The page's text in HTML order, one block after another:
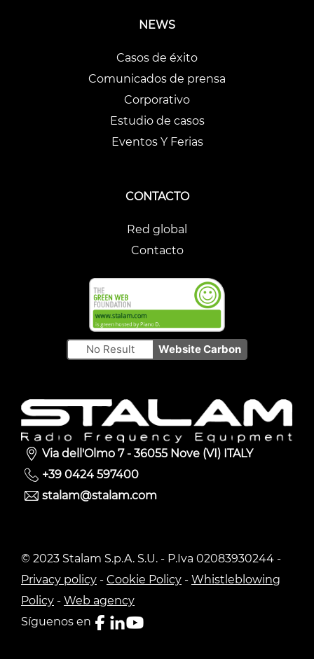
NEWS
Casos de éxito
Comunicados de prensa
Corporativo
Estudio de casos
Eventos Y Ferias
CONTACTO
Red global
Contacto
No Result Website Carbon
Via dell'Olmo 7 - 36055 Nove (VI) ITALY
+39 0424 597400
stalam@stalam.com
© 2023 Stalam S.p.A. S.U. - P.Iva 02083930244 -
Privacy policy - Cookie Policy - Whistleblowing
Policy - Web agency
Síguenos en